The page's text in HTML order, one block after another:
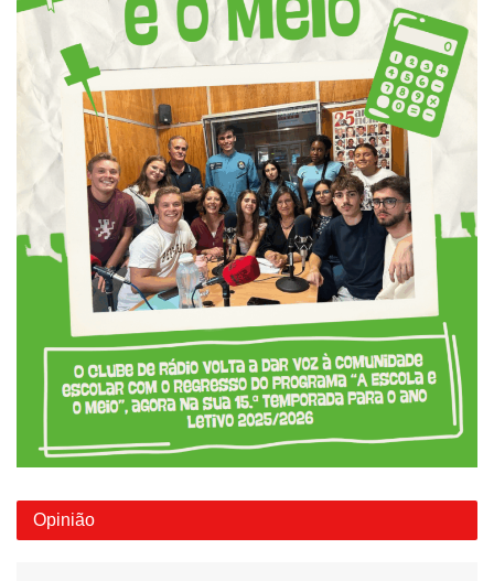
Opinião